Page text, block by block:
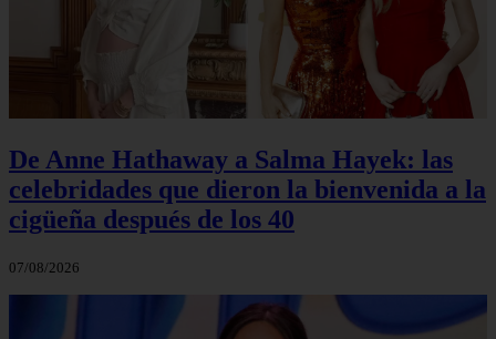
De Anne Hathaway a Salma Hayek: las
celebridades que dieron la bienvenida a la
cigüeña después de los 40
07/08/2026